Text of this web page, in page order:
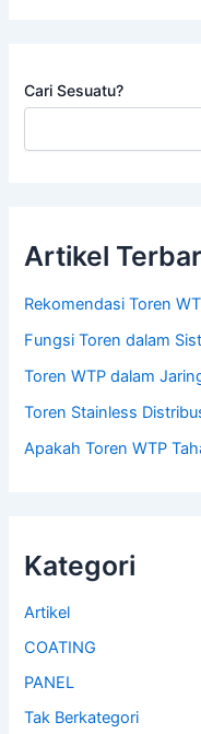
Cari Sesuatu?
Artikel
Rekomendasi Toren
Fungsi Toren dalam
Toren WTP dalam
Toren Stainless
Apakah Toren WTP
Kategori
Artikel
COATING
PANEL
Tak Berkategori